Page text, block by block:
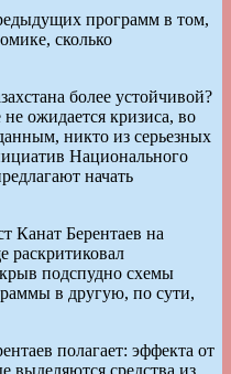
программ в том,
сколько
более устойчивой?
ожидается кризиса, во
никто из серьезных
Национального
начать
Канат Берентаев на
раскритиковал
подспудно схемы
в другую, по сути,
полагает: эффекта от
выделяются средства из